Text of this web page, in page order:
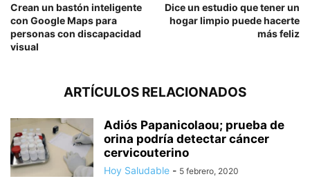
Crean un bastón inteligente
con Google Maps para
personas con discapacidad
visual
Dice un estudio que tener un
hogar limpio puede hacerte
más feliz
ARTÍCULOS RELACIONADOS
Adiós Papanicolaou; prueba de
orina podría detectar cáncer
cervicouterino
Hoy Saludable - 5 febrero, 2020